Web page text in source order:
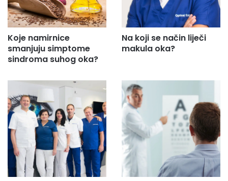
Koje namirnice
smanjuju simptome
sindroma suhog oka?
Na koji se način liječi
makula oka?